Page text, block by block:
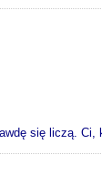
się liczą.